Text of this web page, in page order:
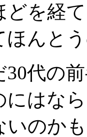
どを経
ほんと
代の
にはな
いのか